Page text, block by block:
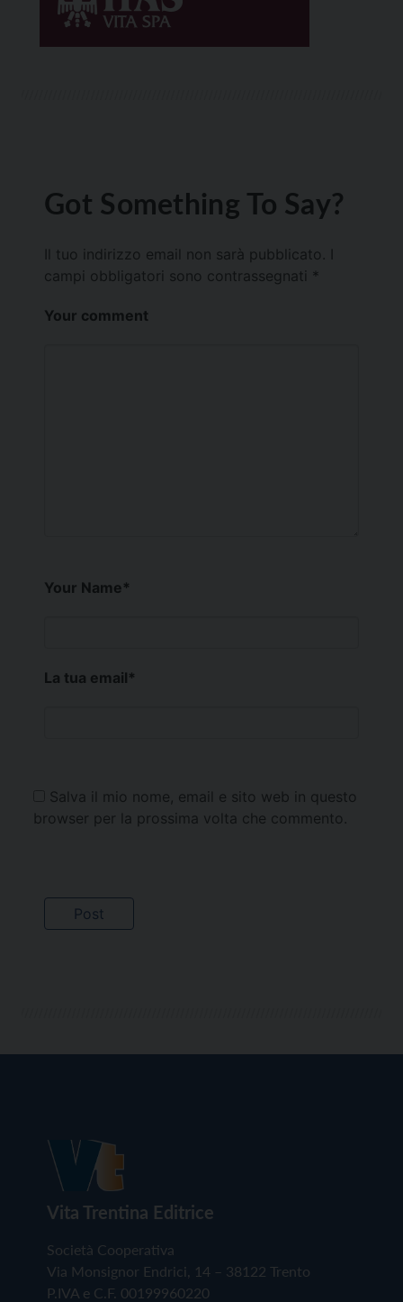
Got Something To Say?
Il tuo indirizzo email non sarà pubblicato.
campi obbligatori sono contrassegnati *
Your comment
Your Name*
La tua email*
Salva il mio nome, email e sito web in questo
browser per la prossima volta che commento.
Vita Trentina Editrice
Società Cooperativa
Via Monsignor Endrici, 14 – 38122 Trento
P.IVA e C.F. 00199960220